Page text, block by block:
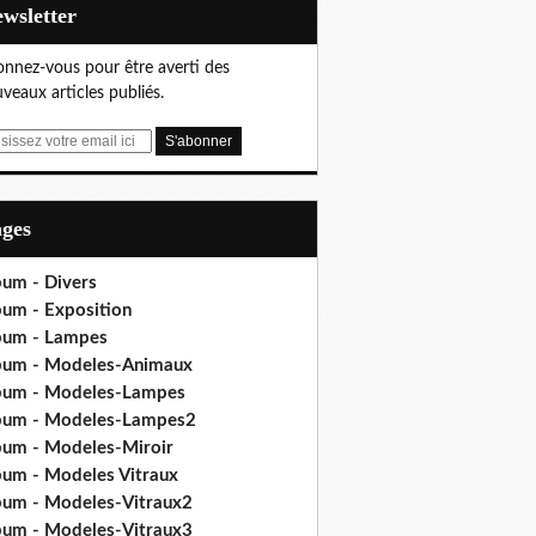
vous pour être averti des
articles publiés.
- Divers
- Exposition
- Lampes
- Modeles-Animaux
- Modeles-Lampes
- Modeles-Lampes2
- Modeles-Miroir
- Modeles Vitraux
- Modeles-Vitraux2
- Modeles-Vitraux3